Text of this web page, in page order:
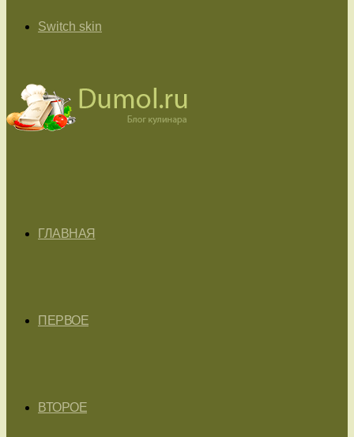
Switch skin
ГЛАВНАЯ
ПЕРВОЕ
ВТОРОЕ